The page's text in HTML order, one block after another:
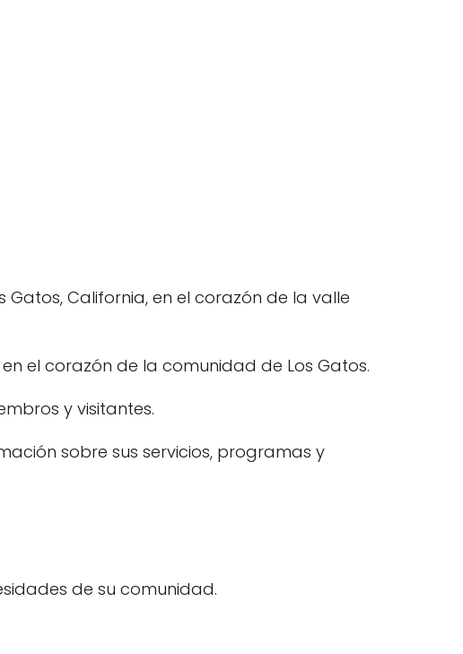
California, en el corazón de la valle
en el corazón de la comunidad de Los Gatos.
y visitantes.
sobre sus servicios, programas y
de su comunidad.